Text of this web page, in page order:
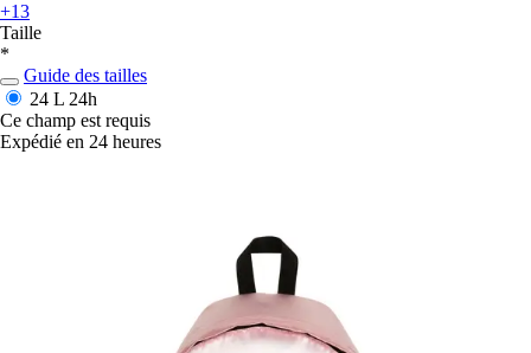
+13
Taille
*
Guide des tailles
24 L 24h
Ce champ est requis
Expédié en 24 heures